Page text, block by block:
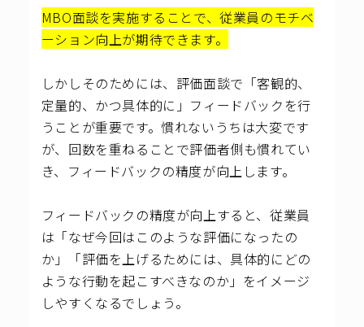
MBO面談を実施することで、従業員のモチベ
ーション向上が期待できます。
しかしそのためには、評価面談で「客観的、
定量的、かつ具体的に」フィードバックを行
うことが重要です。慣れないうちは大変です
が、回数を重ねることで評価者側も慣れてい
き、フィードバックの精度が向上します。
フィードバックの精度が向上すると、従業員
は「なぜ今回はこのような評価になったの
か」「評価を上げるためには、具体的にどの
ような行動を起こすべきなのか」をイメージ
しやすくなるでしょう。